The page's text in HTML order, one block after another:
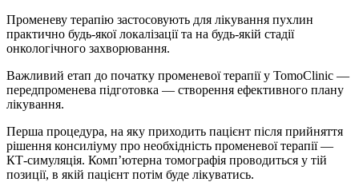
Променеву терапію застосовують для лікування пухлин
практично будь-якої локалізації та на будь-якій стадії
онкологічного захворювання.
Важливий етап до початку променевої терапії у TomoClinic —
передпроменева підготовка — створення ефективного плану
лікування.
Перша процедура, на яку приходить пацієнт після прийняття
рішення консиліуму про необхідність променевої терапії —
КТ-симуляція. Комп’ютерна томографія проводиться у тій
позиції, в якій пацієнт потім буде лікуватись.